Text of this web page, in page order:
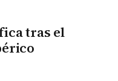
tras el